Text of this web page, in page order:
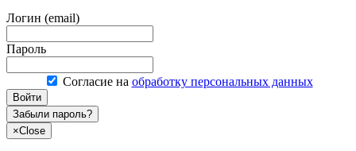
Логин (email)
Пароль
Согласие на обработку персональных данных
Войти
Забыли пароль?
×Close